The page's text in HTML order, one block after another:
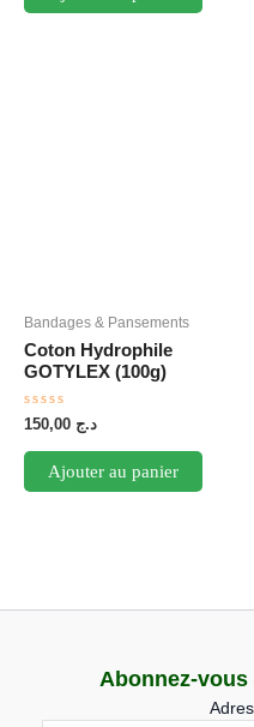
Bandages & Pansements
Coton Hydrophile
GOTYLEX (100g)
Note
sur
د.ج
Ajouter au panier
Abonnez-